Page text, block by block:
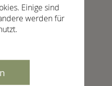
Einige sind
werden für